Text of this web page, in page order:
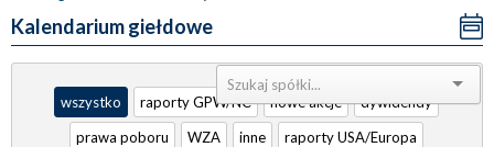
Kalendarium giełdowe
Sortuj:
wszystko
raporty GPW/NC nowe akcje
dywidendy
prawa poboru
WZA inne raporty USA/Europa